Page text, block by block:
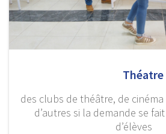
Théatre
des clubs de théâtre, de
d’autres si la demande se
d’élèves